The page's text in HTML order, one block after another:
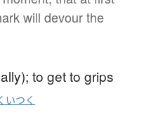
will devour the
to get to grips
いつく